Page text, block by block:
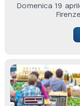
Domenica 19